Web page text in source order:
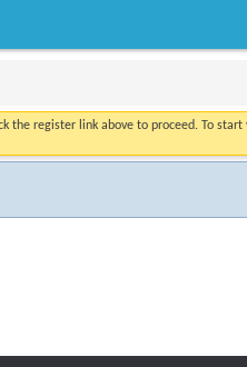
the register link above to proceed. To